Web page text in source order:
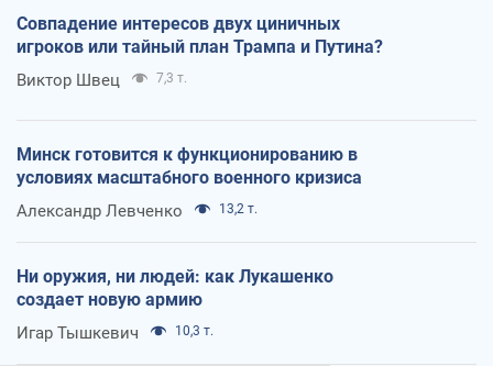
Совпадение интересов двух циничных
игроков или тайный план Трампа и Путина?
Виктор Швец 7,3 т.
Минск готовится к функционированию в
условиях масштабного военного кризиса
Александр Левченко 13,2 т.
Ни оружия, ни людей: как Лукашенко
создает новую армию
Игар Тышкевич 10,3 т.